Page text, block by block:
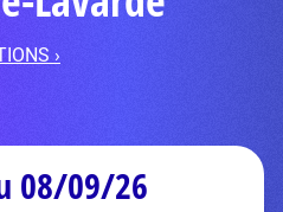
›
08/09/26